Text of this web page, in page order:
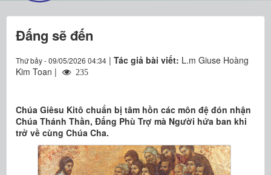
QUÁN VĂN
THƯ GIÃN
Đấng sẽ đến
Thứ bảy - 09/05/2026 04:34 | Tác giả bài viết: L.m Giuse Hoàng
Kim Toan |
235
Chúa Giêsu Kitô chuẩn bị tâm hồn các môn đệ đón nhận
Chúa Thánh Thần, Đấng Phù Trợ mà Người hứa ban khi
trở về cùng Chúa Cha.